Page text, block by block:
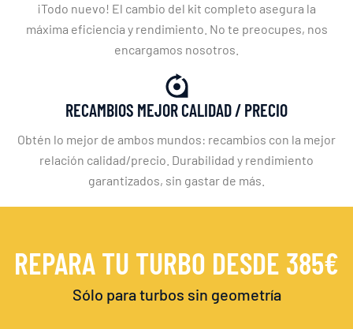
¡Todo nuevo! El cambio del kit completo asegura la
máxima eficiencia y rendimiento. No te preocupes, nos
encargamos nosotros.
RECAMBIOS MEJOR CALIDAD / PRECIO
Obtén lo mejor de ambos mundos: recambios con la mejor
relación calidad/precio. Durabilidad y rendimiento
garantizados, sin gastar de más.
REPARA TU TURBO DESDE 385€
Sólo para turbos sin geometría